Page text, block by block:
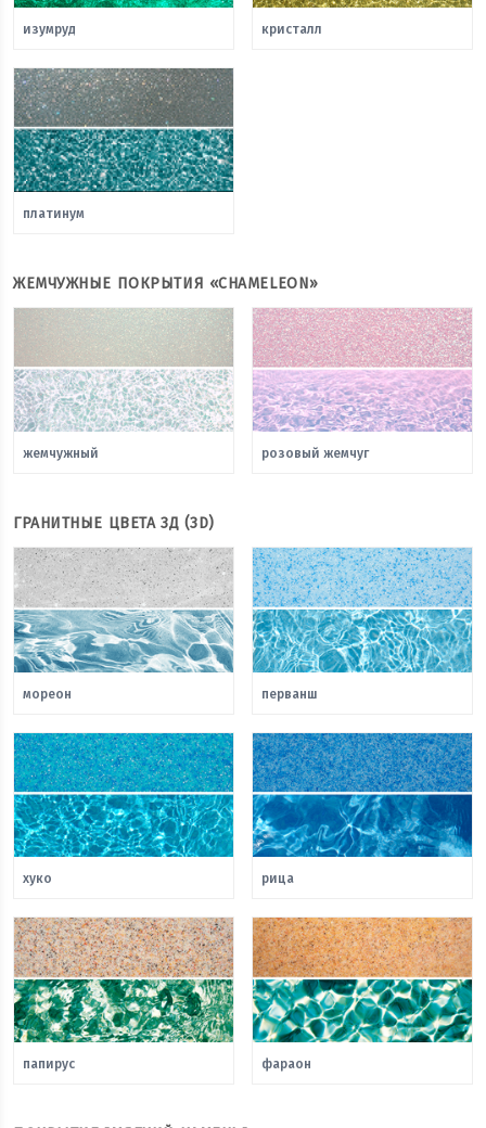
изумруд кристалл
платинум
ЖЕМЧУЖНЫЕ ПОКРЫТИЯ «CHAMELEON»
жемчужный розовый жемчуг
ГРАНИТНЫЕ ЦВЕТА 3Д (3D)
мореон перванш
хуко рица
папирус фараон